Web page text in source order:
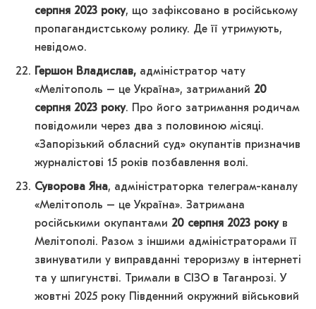
серпня 2023 року, що зафіксовано в російському
пропагандистському ролику. Де її утримують,
невідомо.
Гершон Владислав, адміністратор чату
«Мелітополь – це Україна», затриманий20
серпня 2023 року. Про його затримання родичам
повідомили через два з половиною місяці.
«Запорізький обласний суд» окупантів призначив
журналістові 15 років позбавлення волі.
Суворова Яна, адміністраторка телеграм-каналу
«Мелітополь – це Україна». Затримана
російськими окупантами20 серпня 2023 рокув
Мелітополі. Разом з іншими адміністраторами її
звинуватили у виправданні тероризму в інтернеті
та у шпигунстві. Тримали в СІЗО в Таганрозі. У
жовтні 2025 року Південний окружний військовий